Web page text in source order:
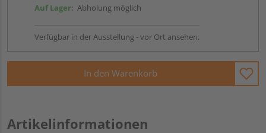
Auf Lager: Abholung möglich
Verfügbar in der Ausstellung - vor Ort ansehen.
In den Warenkorb
Artikelinformationen